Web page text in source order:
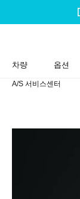
차량 옵션
A/S 서비스센터